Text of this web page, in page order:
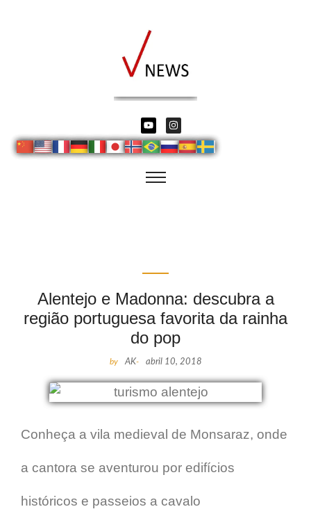
Alentejo e Madonna: descubra a
região portuguesa favorita da rainha
do pop
by AK- abril 10, 2018
Conheça a vila medieval de Monsaraz, onde
a cantora se aventurou por edifícios
históricos e passeios a cavalo